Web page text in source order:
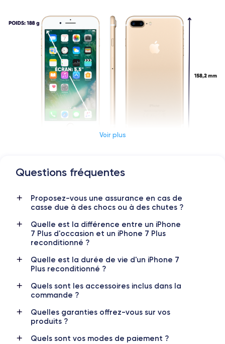
Dimensions et poids iPhone 7 Plus
Date de sortie
07/09/2016
Système exploit.
iOS (iOS 15)
Dimensions
158.2×77.9×7.3 mm
Poids
Écran
IPS LCD 5.5 pouces
Résolution écran
Nom de la puce
Apple A10 Fusion
Voir plus
Questions fréquentes
Proposez-vous une assurance en cas de
casse due à des chocs ou à des chutes ?
Quelle est la différence entre un iPhone
7 Plus d'occasion et un iPhone 7 Plus
reconditionné ?
Quelle est la durée de vie d'un iPhone 7
Plus reconditionné ?
Quels sont les accessoires inclus dans la
commande ?
Quelles garanties offrez-vous sur vos
produits ?
Quels sont vos modes de paiement ?